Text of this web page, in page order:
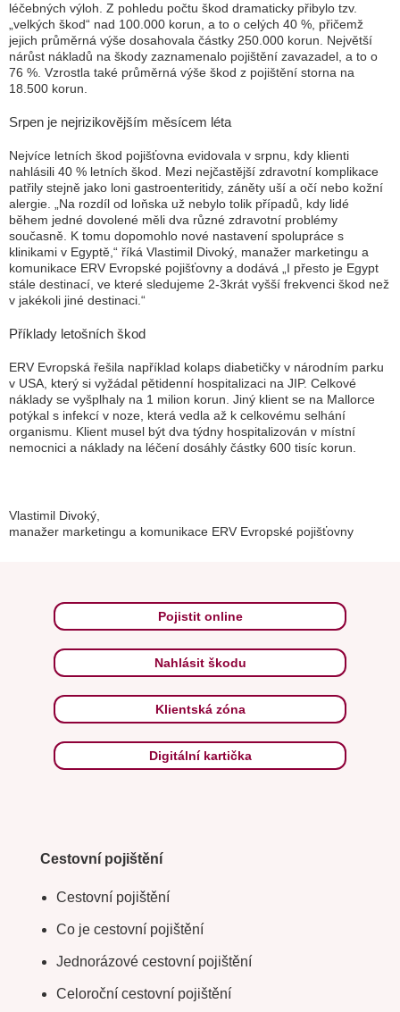
léčebných výloh. Z pohledu počtu škod dramaticky přibylo tzv.
„velkých škod“ nad 100.000 korun, a to o celých 40 %, přičemž
jejich průměrná výše dosahovala částky 250.000 korun. Největší
nárůst nákladů na škody zaznamenalo pojištění zavazadel, a to o
76 %. Vzrostla také průměrná výše škod z pojištění storna na
18.500 korun.
Srpen je nejrizikovějším měsícem léta
Nejvíce letních škod pojišťovna evidovala v srpnu, kdy klienti
nahlásili 40 % letních škod. Mezi nejčastější zdravotní komplikace
patřily stejně jako loni gastroenteritidy, záněty uší a očí nebo kožní
alergie.
„Na rozdíl od loňska už nebylo tolik případů, kdy lidé
během jedné dovolené měli dva různé zdravotní problémy
současně. K tomu dopomohlo nové nastavení spolupráce s
klinikami v Egyptě,“ říká Vlastimil Divoký, manažer marketingu a
komunikace ERV Evropské pojišťovny a dodává
„I přesto je Egypt
stále destinací, ve které sledujeme 2-3krát vyšší frekvenci škod než
v jakékoli jiné destinaci.“
Příklady letošních škod
ERV Evropská řešila například kolaps diabetičky v národním parku
v USA, který si vyžádal pětidenní hospitalizaci na JIP. Celkové
náklady se vyšplhaly na 1 milion korun. Jiný klient se na Mallorce
potýkal s infekcí v noze, která vedla až k celkovému selhání
organismu. Klient musel být dva týdny hospitalizován v místní
nemocnici a náklady na léčení dosáhly částky 600 tisíc korun.
Vlastimil Divoký,
manažer marketingu a komunikace ERV Evropské pojišťovny
Pojistit online
Nahlásit škodu
Klientská zóna
Digitální kartička
Cestovní pojištění
Cestovní pojištění
Co je cestovní pojištění
Jednorázové cestovní pojištění
Celoroční cestovní pojištění